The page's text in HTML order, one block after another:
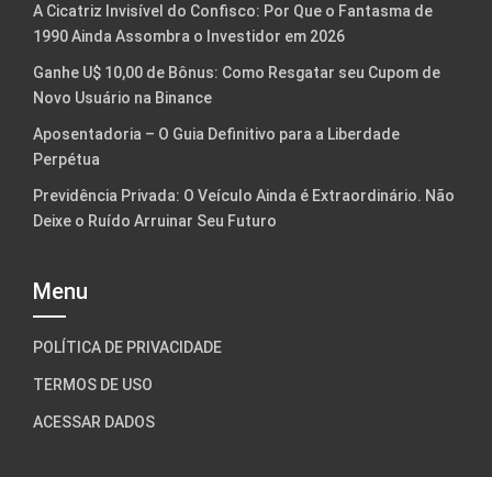
A Cicatriz Invisível do Confisco: Por Que o Fantasma de
1990 Ainda Assombra o Investidor em 2026
Ganhe U$ 10,00 de Bônus: Como Resgatar seu Cupom de
Novo Usuário na Binance
Aposentadoria – O Guia Definitivo para a Liberdade
Perpétua
Previdência Privada: O Veículo Ainda é Extraordinário. Não
Deixe o Ruído Arruinar Seu Futuro
Menu
POLÍTICA DE PRIVACIDADE
TERMOS DE USO
ACESSAR DADOS